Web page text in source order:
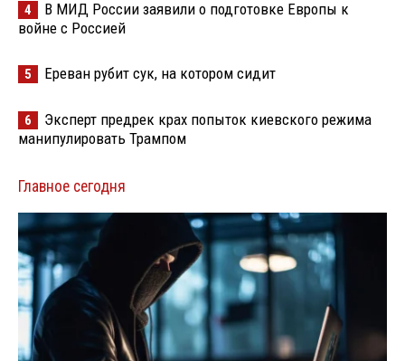
4
В МИД России заявили о подготовке Европы к
войне с Россией
5 Ереван рубит сук, на котором сидит
6
Эксперт предрек крах попыток киевского режима
манипулировать Трампом
Главное сегодня